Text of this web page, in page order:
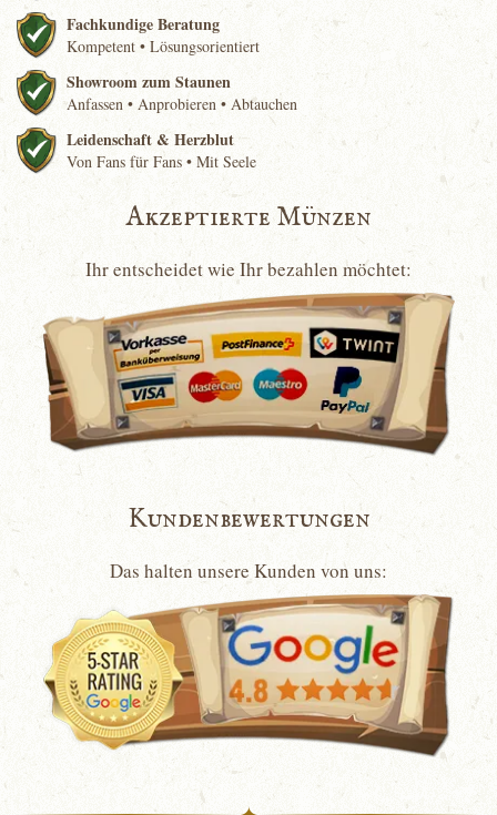
Fachkundige Beratung
Kompetent • Lösungsorientiert
Showroom zum Staunen
Anfassen • Anprobieren • Abtauchen
Leidenschaft & Herzblut
Von Fans für Fans • Mit Seele
Akzeptierte Münzen
Ihr entscheidet wie Ihr bezahlen möchtet:
Kundenbewertungen
Das halten unsere Kunden von uns: